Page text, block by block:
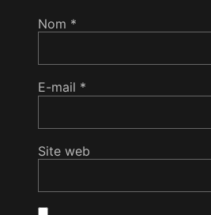
Nom *
E-mail *
Site web